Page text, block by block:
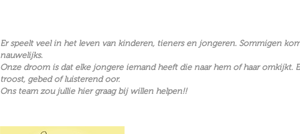
Er speelt veel in het leven van kinderen, tieners en jongeren. Sommigen
nauwelijks.
Onze droom is dat elke jongere iemand heeft die naar hem of haar omkijkt.
troost, gebed of luisterend oor.
Ons team zou jullie hier graag bij willen helpen!!